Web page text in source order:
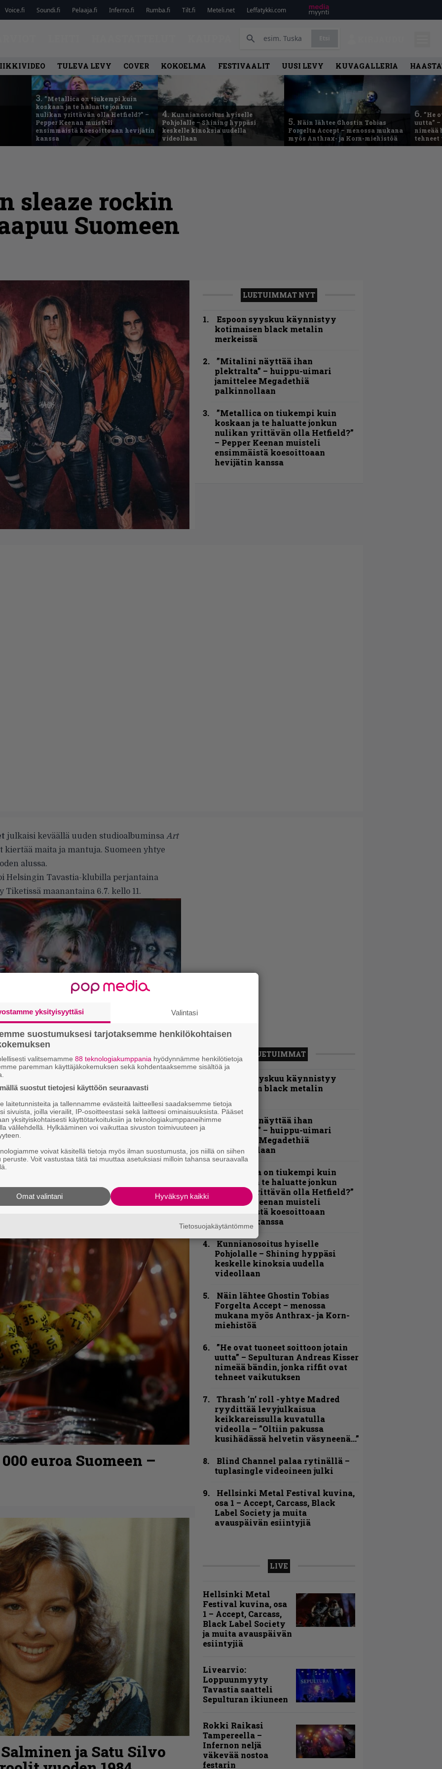
Voice.fi Soundi.fi Pelaaja.fi Inferno.fi Rumba.fi Tilt.fi Meteli.net Leffatykki.com
TULEVA LEVY COVER KOKOELMA FESTIVAALIT UUSI LEVY KUVAGALLERIA
3. ”Metallica on tiukempi kuin
koskaan ja te haluatte jonkun
nulikan yrittävän olla Hetfield?” –
Pepper Keenan muisteli
ensimmäistä koesoittoaan hevijätin
kanssa
4. Kunnianosoitus hyiselle
Pohjolalle – Shining hyppäsi
keskelle kinoksia uudella
videollaan
5. Näin lähtee Ghostin Tobias
Forgelta Accept – menossa mukana
myös Anthrax- ja Korn-miehistöä
6. ”He
uutta”
nimeää
sleaze rockin
Suomeen
LUETUIMMAT NYT
Espoon syyskuu käynnistyy
kotimaisen black metalin
merkeissä
”Mitalini näyttää ihan
plektralta” – huippu-uimari
jamittelee Megadethiä
palkinnollaan
”Metallica on tiukempi kuin
koskaan ja te haluatte jonkun
nulikan yrittävän olla Hetfield?”
– Pepper Keenan muisteli
ensimmäistä koesoittoaan
hevijätin kanssa
julkaisi keväällä uuden studioalbuminsa Art
maita ja mantuja. Suomeen yhtye
alussa.
Helsingin Tavastia-klubilla perjantaina
Tiketissä maanantaina 6.7. kello 11.
ja tiedät mistä kahvitauolla puhutaan!
ja puheenaiheet suoraan sähköpostiin
euroa Suomeen –
ja Satu Silvo
LUETUIMMAT
Espoon syyskuu käynnistyy
kotimaisen black metalin
”Mitalini näyttää ihan
plektralta” – huippu-uimari
jamittelee Megadethiä
palkinnollaan
”Metallica on tiukempi kuin
koskaan ja te haluatte jonkun
nulikan yrittävän olla Hetfield?”
– Pepper Keenan muisteli
ensimmäistä koesoittoaan
hevijätin kanssa
Kunnianosoitus hyiselle
Pohjolalle – Shining hyppäsi
keskelle kinoksia uudella
videollaan
Näin lähtee Ghostin Tobias
Forgelta Accept – menossa
mukana myös Anthrax- ja Korn-
miehistöä
”He ovat tuoneet soittoon jotain
uutta” – Sepulturan Andreas Kisser
nimeää bändin, jonka riffit ovat
tehneet vaikutuksen
Thrash ’n’ roll -yhtye Madred
ryydittää levyjulkaisua
keikkareissulla kuvatulla
videolla – ”Oltiin pakussa
kusihädässä helvetin väsyneenä…”
Blind Channel palaa rytinällä –
tuplasingle videoineen julki
Hellsinki Metal Festival kuvina,
osa 1 – Accept, Carcass, Black
Label Society ja muita
avauspäivän esiintyjiä
LIVE
Hellsinki Metal
Festival kuvina, osa
1 – Accept, Carcass,
Black Label Society
ja muita avauspäivän
esiintyjiä
Livearvio:
Loppuunmyyty
Tavastia saatteli
Sepulturan ikiuneen
Rokki Raikasi
Tampereella –
Infernon neljä
väkevää nostoa
festarin
yksityisyyttäsi Valintasi
suostumuksesi tarjotaksemme henkilökohtaisen
valitsemamme 88 teknologiakumppania hyödynnämme henkilötietoja
paremman käyttäjäkokemuksen sekä kohdentaaksemme sisältöä ja
suostut tietojesi käyttöön seuraavasti
laitetunnisteita ja tallennamme evästeitä laitteellesi saadaksemme tietoja
sivuista, joilla vierailit, IP-osoitteestasi sekä laitteesi ominaisuuksista. Pääset
yksityiskohtaisesti käyttötarkoituksiin ja teknologiakumppaneihimme
välilehdellä. Hylkääminen voi vaikuttaa sivuston toimivuuteen ja
voivat käsitellä tietoja myös ilman suostumusta, jos niillä on siihen
peruste. Voit vastustaa tätä tai muuttaa asetuksiasi milloin tahansa seuraavalla
Hyväksyn kaikki
Omat valintani
Tietosuojakäytäntömme